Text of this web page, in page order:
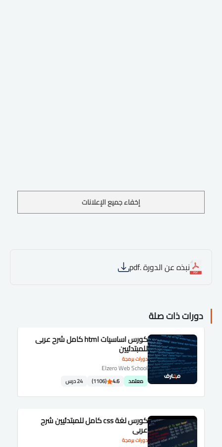
إخفاء جميع الإعلانات
نبذه عن الدورة .pdf
دورات ذات صلة
دورات برمجة
كورس اساسيات html كامل شرح عربى
للمبتدئيين
Elzero Web School
معتمد 4.6
(1106) 24 درس
دورات برمجة
كورس لغة css كامل للمبتدئيين شرح
عربى